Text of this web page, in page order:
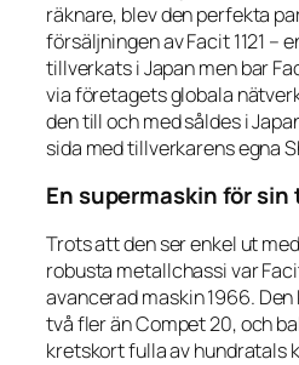
räknare, blev den perfekta
försäljningen av Facit 1121 –
tillverkats i Japan men bar
via företagets globala
den till och med såldesi
sida med tillverkarens egna
En supermaskin för sin
Trots att den ser enkel ut
robusta metallchassi var
avancerad maskin 1966. Den
två fler än Compet 20, och
kretskort fulla av hundratals